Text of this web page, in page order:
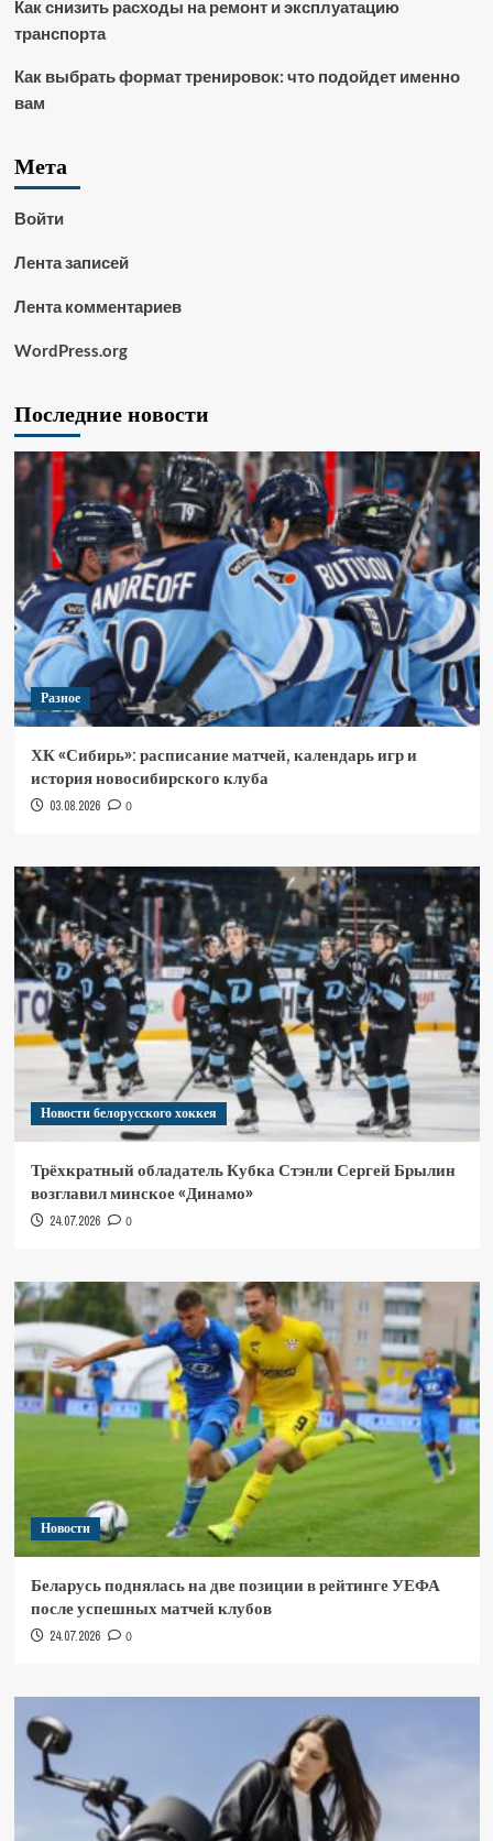
Как снизить расходы на ремонт и эксплуатацию
транспорта
Как выбрать формат тренировок: что подойдет именно
вам
Мета
Войти
Лента записей
Лента комментариев
WordPress.org
Последние новости
Разное
ХК «Сибирь»: расписание матчей, календарь игр и
история новосибирского клуба
03.08.2026 0
Новости белорусского хоккея
Трёхкратный обладатель Кубка Стэнли Сергей Брылин
возглавил минское «Динамо»
24.07.2026 0
Новости
Беларусь поднялась на две позиции в рейтинге УЕФА
после успешных матчей клубов
24.07.2026 0